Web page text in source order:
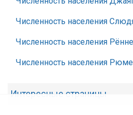
Численность населения
Численность населения Рённе
Численность населения
Интересные страницы